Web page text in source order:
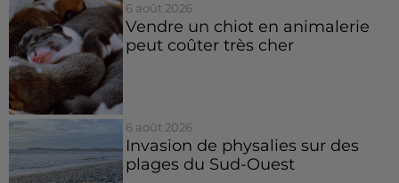
6 août 2026
Vendre un chiot en animalerie
peut coûter très cher
6 août 2026
Invasion de physalies sur des
plages du Sud-Ouest